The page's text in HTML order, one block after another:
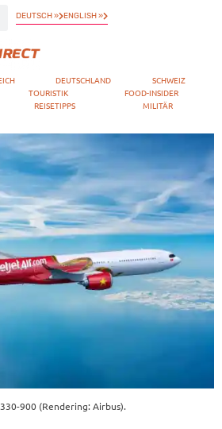
DEUTSCH » ENGLISH »
DEUTSCHLAND
SCHWEIZ
TOURISTIK
FOOD-INSIDER
REISETIPPS MILITÄR
900 (Rendering: Airbus).